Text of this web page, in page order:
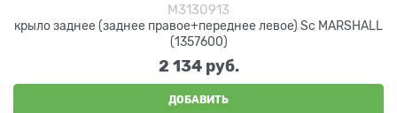
M3130913
крыло заднее (заднее правое+переднее левое) Sc MARSHALL
(1357600)
2 134 руб.
ДОБАВИТЬ